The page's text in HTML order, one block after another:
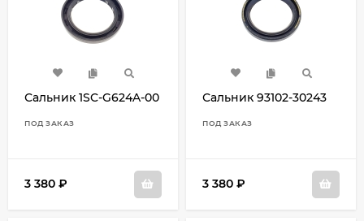
Сальник 1SC-G624A-00
ПОД ЗАКАЗ
3 380 ₽
Сальник 93102-30243
ПОД ЗАКАЗ
3 380 ₽